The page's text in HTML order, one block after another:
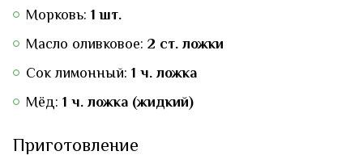
Морковь: 1 шт.
Масло оливковое: 2 ст. ложки
Сок лимонный: 1 ч. ложка
Мёд: 1 ч. ложка (жидкий)
Приготовление